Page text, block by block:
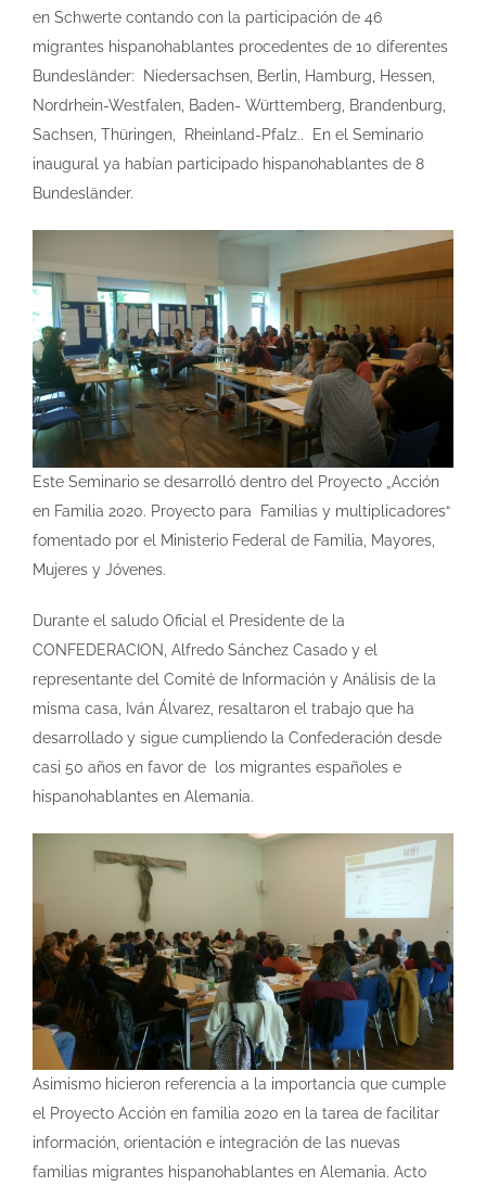
en Schwerte contando con la participación de 46
migrantes hispanohablantes procedentes de 10 diferentes
Bundesländer: Niedersachsen, Berlin, Hamburg, Hessen,
Nordrhein-Westfalen, Baden- Württemberg, Brandenburg,
Sachsen, Thüringen, Rheinland-Pfalz.. En el Seminario
inaugural ya habían participado hispanohablantes de 8
Bundesländer.
Este Seminario se desarrolló dentro del Proyecto „Acción
en Familia 2020. Proyecto para Familias y multiplicadores“
fomentado por el Ministerio Federal de Familia, Mayores,
Mujeres y Jóvenes.
Durante el saludo Oficial el Presidente de la
CONFEDERACION, Alfredo Sánchez Casado y el
representante del Comité de Información y Análisis de la
misma casa, Iván Álvarez, resaltaron el trabajo que ha
desarrollado y sigue cumpliendo la Confederación desde
casi 50 años en favor de los migrantes españoles e
hispanohablantes en Alemania.
Asimismo hicieron referencia a la importancia que cumple
el Proyecto Acción en familia 2020 en la tarea de facilitar
información, orientación e integración de las nuevas
familias migrantes hispanohablantes en Alemania. Acto